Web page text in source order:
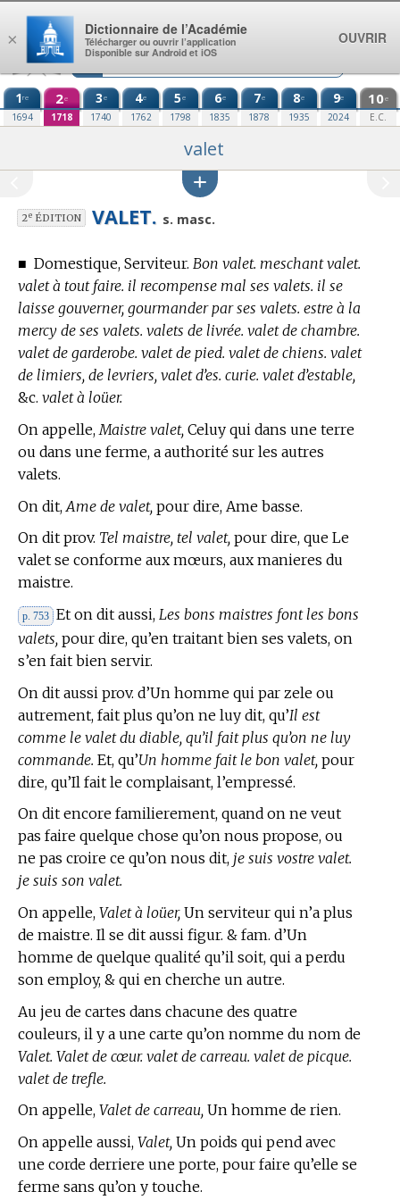
Aller au contenu
1re
1694
2e
1718
3e
1740
4e
1762
5e
1798
6e
1835
7e
1878
8e
1935
9e
2024
10e
E.C.
valet
2eÉDITION VALET. s. masc.
■ Domestique, Serviteur. Bon valet. meschant valet.
valet à tout faire. il recompense mal ses valets. il se
laisse gouverner, gourmander par ses valets. estre à la
mercy de ses valets. valets de livrée. valet de chambre.
valet de garderobe. valet de pied. valet de chiens. valet
de limiers, de levriers, valet d’es. curie. valet d’estable,
&c. valet à loüer.
On appelle, Maistre valet, Celuy qui dans une terre
ou dans une ferme, a authorité sur les autres
valets.
On dit, Ame de valet, pour dire, Ame basse.
On dit prov. Tel maistre, tel valet, pour dire, que Le
valet se conforme aux mœurs, aux manieres du
maistre.
p. 753 Et on dit aussi, Les bons maistres font les bons
valets, pour dire, qu’en traitant bien ses valets, on
s’en fait bien servir.
On dit aussi prov. d’Un homme qui par zele ou
autrement, fait plus qu’on ne luy dit, qu’Il est
comme le valet du diable, qu’il fait plus qu’on ne luy
commande. Et, qu’Un homme fait le bon valet, pour
dire, qu’Il fait le complaisant, l’empressé.
On dit encore familierement, quand on ne veut
pas faire quelque chose qu’on nous propose, ou
ne pas croire ce qu’on nous dit, je suis vostre valet.
je suis son valet.
On appelle, Valet à loüer, Un serviteur qui n’a plus
de maistre. Il se dit aussi figur. & fam. d’Un
homme de quelque qualité qu’il soit, qui a perdu
son employ, & qui en cherche un autre.
Au jeu de cartes dans chacune des quatre
couleurs, il y a une carte qu’on nomme du nom de
Valet. Valet de cœur. valet de carreau. valet de picque.
valet de trefle.
On appelle, Valet de carreau, Un homme de rien.
On appelle aussi, Valet, Un poids qui pend avec
une corde derriere une porte, pour faire qu’elle se
ferme sans qu’on y touche.
×
Dictionnaire de l’Académie
Télécharger ou ouvrir l’application
Disponible sur Android et iOS
OUVRIR